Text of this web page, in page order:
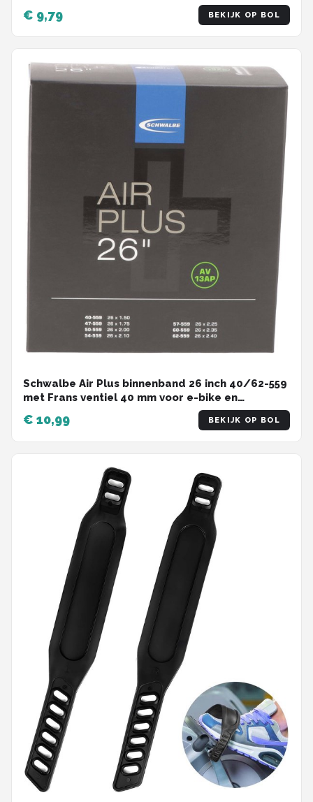
€ 9,79 BEKIJK OP BOL
Schwalbe Air Plus binnenband 26 inch 40/62-559
met Frans ventiel 40 mm voor e-bike en
€ 10,99 BEKIJK OP BOL